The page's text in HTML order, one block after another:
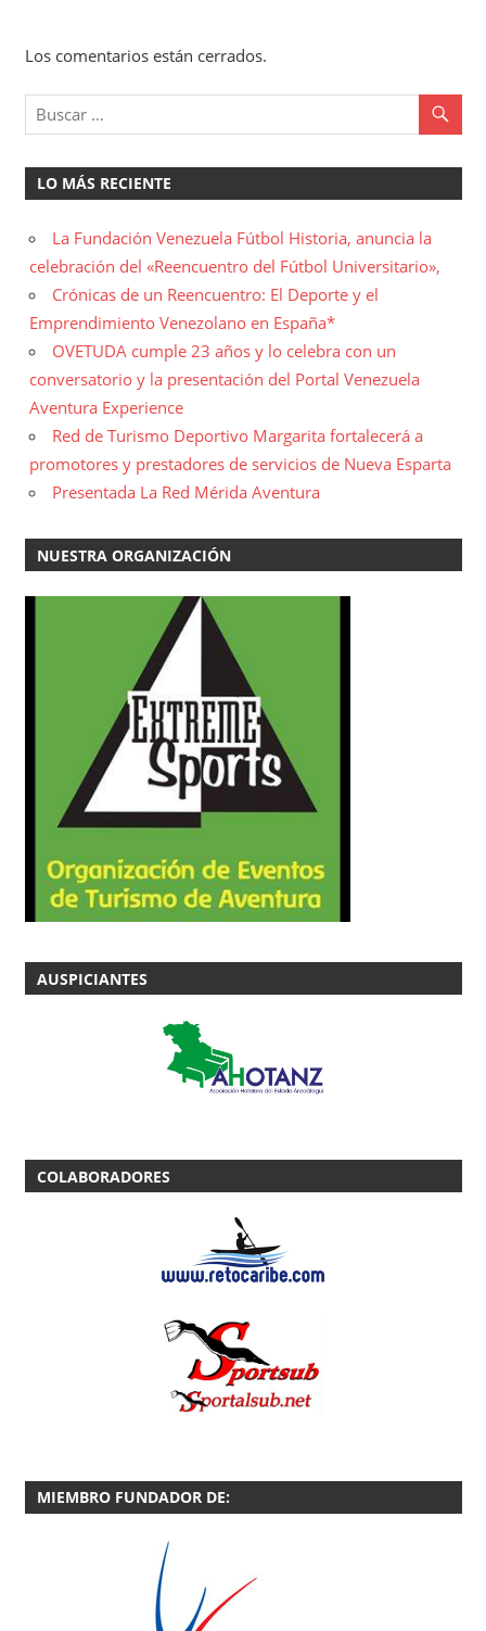
Los comentarios están cerrados.
LO MÁS RECIENTE
La Fundación Venezuela Fútbol Historia, anuncia la
celebración del «Reencuentro del Fútbol Universitario»,
Crónicas de un Reencuentro: El Deporte y el
Emprendimiento Venezolano en España*
OVETUDA cumple 23 años y lo celebra con un
conversatorio y la presentación del Portal Venezuela
Aventura Experience
Red de Turismo Deportivo Margarita fortalecerá a
promotores y prestadores de servicios de Nueva Esparta
Presentada La Red Mérida Aventura
NUESTRA ORGANIZACIÓN
AUSPICIANTES
COLABORADORES
MIEMBRO FUNDADOR DE: